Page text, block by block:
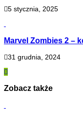
5 stycznia, 2025
Marvel Zombies 2 –
31 grudnia, 2024
Zobacz także